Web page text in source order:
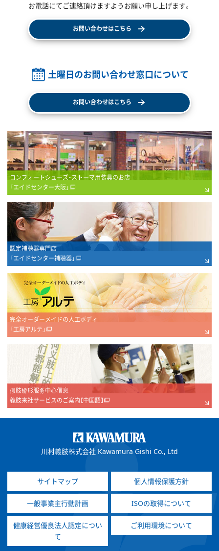
お電話にてご連絡頂けますようお願い申し上げます。
お問い合わせはこちら
土曜日のお問い合わせ窓口について
お問い合わせはこちら
コンフォートシューズ・ストーマ用装具のお店
「エイドセンター大阪」
認定補聴器専門店
「エイドセンター補聴器」
完全オーダーメイドの人工ボディ
「工房アルテ」
假肢矫形服务中心信息
義肢来社サービスのご案内【中国語】
川村義肢株式会社 Kawamura Gishi Co., Ltd
サイトマップ 個人情報保護方針
一般事業主行動計画 ISOの取得について
健康経営優良法人認定につい
て
ご利用環境について